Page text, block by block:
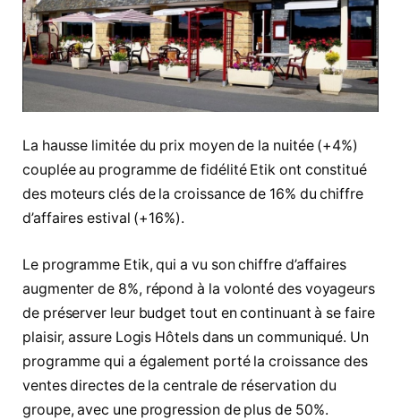
La hausse limitée du prix moyen de la nuitée (+4%)
couplée au programme de fidélité Etik ont constitué
des moteurs clés de la croissance de 16% du chiffre
d’affaires estival (+16%).
Le programme Etik, qui a vu son chiffre d’affaires
augmenter de 8%, répond à la volonté des voyageurs
de préserver leur budget tout en continuant à se faire
plaisir, assure Logis Hôtels dans un communiqué. Un
programme qui a également porté la croissance des
ventes directes de la centrale de réservation du
groupe, avec une progression de plus de 50%.